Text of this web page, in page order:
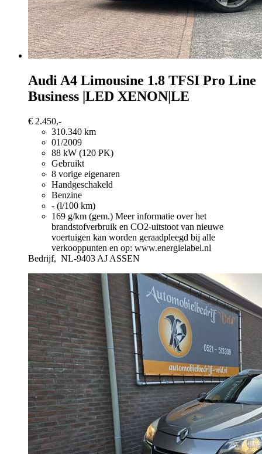
Audi A4 Limousine 1.8 TFSI Pro Line
Business |LED XENON|LE
€ 2.450,-
310.340 km
01/2009
88 kW (120 PK)
Gebruikt
8 vorige eigenaren
Handgeschakeld
Benzine
- (l/100 km)
169 g/km (gem.) Meer informatie over het
brandstofverbruik en CO2-uitstoot van nieuwe
voertuigen kan worden geraadpleegd bij alle
verkooppunten en op: www.energielabel.nl
Bedrijf, NL-9403 AJ ASSEN